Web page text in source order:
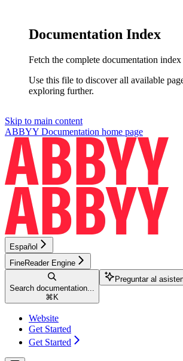
Documentation Index
Fetch the complete documentation index
Use this file to discover all available
exploring further.
Skip to main content
ABBYY Documentation home page
Español
FineReader Engine
Search documentation...
⌘ K
Preguntar al
Website
Get Started
Get Started